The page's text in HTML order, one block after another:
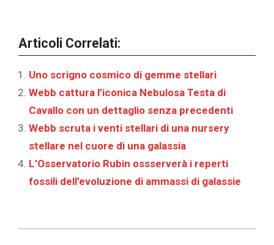
Articoli Correlati:
Uno scrigno cosmico di gemme stellari
Webb cattura l’iconica Nebulosa Testa di
Cavallo con un dettaglio senza precedenti
Webb scruta i venti stellari di una nursery
stellare nel cuore di una galassia
L’Osservatorio Rubin ossserverà i reperti
fossili dell’evoluzione di ammassi di galassie